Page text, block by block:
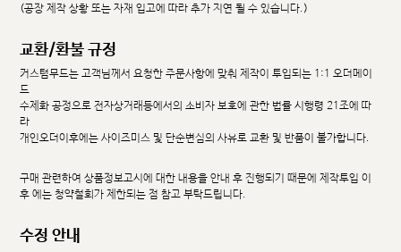
(공장 제작 상황 또는 자재 입고에 따라 추가 지연 될 수 있습니다.)
교환/환불 규정
커스텀무드는 고객님께서 요청한 주문사항에 맞춰 제작이 투입되는 1:1 오더메이
드
수제화 공정으로 전자상거래등에서의 소비자 보호에 관한 법률 시행령 21조에 따
라
개인오더이후에는 사이즈미스 및 단순변심의 사유로 교환 및 반품이 불가합니다.
구매 관련하여 상품정보고시에 대한 내용을 안내 후 진행되기 때문에 제작투입 이
후 에는 청약철회가 제한되는 점 참고 부탁드립니다.
수정 안내